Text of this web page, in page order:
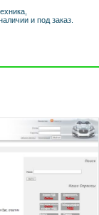
и под заказ.